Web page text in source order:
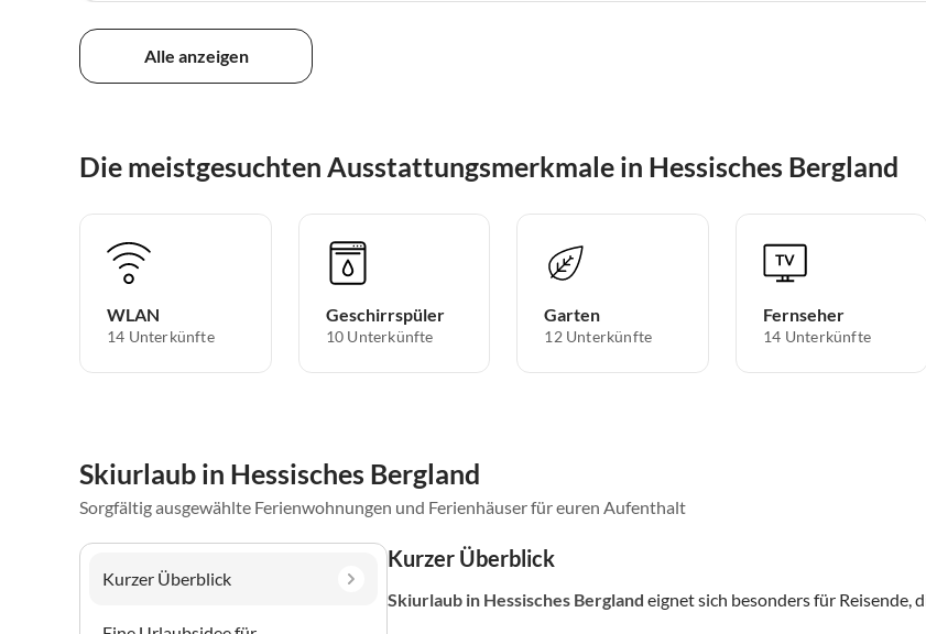
Alle anzeigen
Die meistgesuchten Ausstattungsmerkmale in Hessisches Bergland
WLAN
14 Unterkünfte
Geschirrspüler
10 Unterkünfte
Garten
12 Unterkünfte
Fernseher
14 Unterkünfte
Skiurlaub in Hessisches Bergland
Sorgfältig ausgewählte Ferienwohnungen und Ferienhäuser für euren Aufenthalt
Kurzer Überblick
Kurzer Überblick
Skiurlaub in Hessisches Bergland eignet sich besonders für Reisende,